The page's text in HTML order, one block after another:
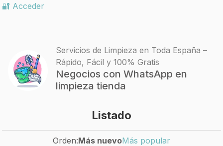
🔐 Acceder
Servicios de Limpieza en Toda España –
Rápido, Fácil y 100% Gratis
Negocios con WhatsApp en
limpieza tienda
Listado
Orden:Más nuevoMás popular